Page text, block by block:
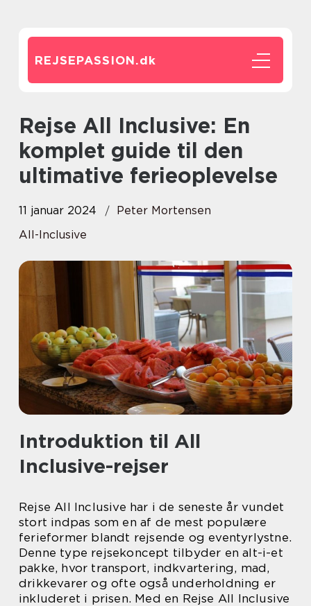
REJSEPASSION.dk
Rejse All Inclusive: En
komplet guide til den
ultimative ferieoplevelse
11 januar 2024
Peter Mortensen
All-Inclusive
Introduktion til All
Inclusive-rejser
Rejse All Inclusive har i de seneste år vundet
stort indpas som en af de mest populære
ferieformer blandt rejsende og eventyrlystne.
Denne type rejsekoncept tilbyder en alt-i-et
pakke, hvor transport, indkvartering, mad,
drikkevarer og ofte også underholdning er
inkluderet i prisen. Med en Rejse All Inclusive